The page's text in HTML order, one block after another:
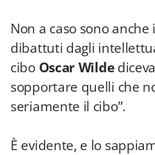
Non a caso sono
dibattuti dagli
cibo Oscar Wilde
sopportare quelli che
seriamente il cibo”.
È evidente, e lo